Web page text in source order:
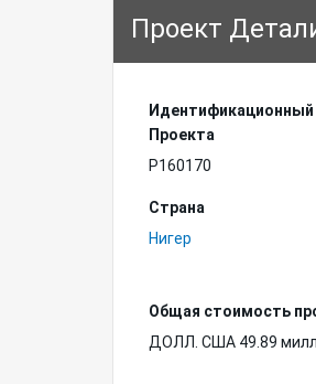
Проект
Проекта
P160170
Страна
Нигер
Общая стоимость
ДОЛЛ. США 49.89